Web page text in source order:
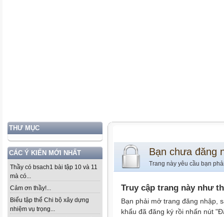
THƯ MỤC
CÁC Ý KIẾN MỚI NHẤT
Thầy có bsach1 bài tập 10 và 11
mà có...
Cảm ơn thầy!...
Biểu tập thể Chi bộ xây dựng
nhiệm vụ trọng...
Bạn chưa đăng
Trang này yêu cầu bạn
Truy cập trang này như
Bạn phải mở trang đăng nhập,
khẩu đã đăng ký rồi nhấn nút